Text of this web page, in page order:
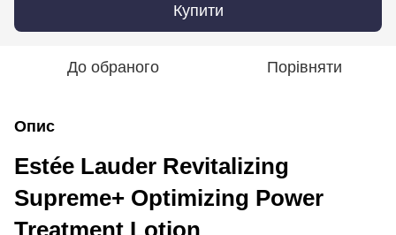
Купити
До обраного Порівняти
Опис
Estée Lauder Revitalizing
Supreme+ Optimizing Power
Treatment Lotion